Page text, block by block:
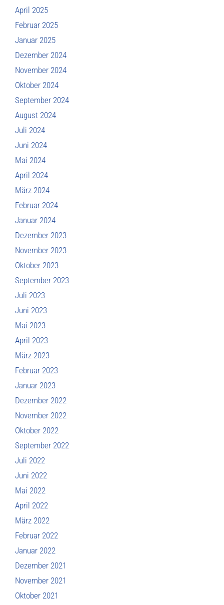
April 2025
Februar 2025
Januar 2025
Dezember 2024
November 2024
Oktober 2024
September 2024
August 2024
Juli 2024
Juni 2024
Mai 2024
April 2024
März 2024
Februar 2024
Januar 2024
Dezember 2023
November 2023
Oktober 2023
September 2023
Juli 2023
Juni 2023
Mai 2023
April 2023
März 2023
Februar 2023
Januar 2023
Dezember 2022
November 2022
Oktober 2022
September 2022
Juli 2022
Juni 2022
Mai 2022
April 2022
März 2022
Februar 2022
Januar 2022
Dezember 2021
November 2021
Oktober 2021